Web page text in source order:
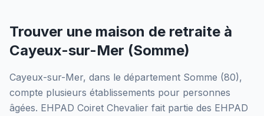
Trouver une maison de retraite à
Cayeux-sur-Mer (Somme)
Cayeux-sur-Mer, dans le département Somme (80),
compte plusieurs établissements pour personnes
âgées. EHPAD Coiret Chevalier fait partie des EHPAD